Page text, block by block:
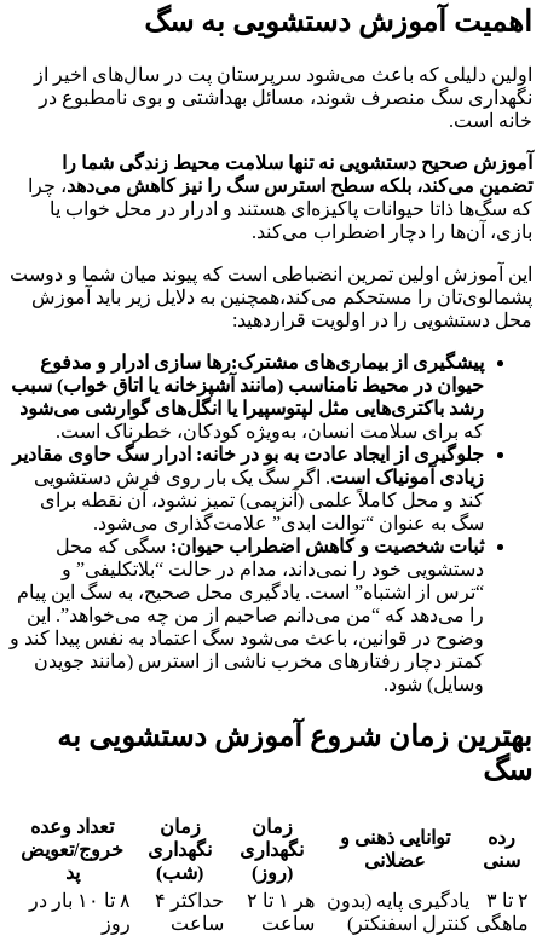
اهمیت آموزش دستشویی به سگ
اولین دلیلی که باعث می‌شود سرپرستان پت در سال‌های اخیر از
نگهداری سگ منصرف شوند، مسائل بهداشتی و بوی نامطبوع در
خانه است.
آموزش صحیح دستشویی نه تنها سلامت محیط زندگی شما را
تضمین می‌کند، بلکه سطح استرس سگ را نیز کاهش می‌دهد، چرا
که سگ‌ها ذاتا حیوانات پاکیزه‌ای هستند و ادرار در محل خواب یا
بازی، آن‌ها را دچار اضطراب می‌کند.
این آموزش اولین تمرین انضباطی است که پیوند میان شما و دوست
پشمالوی‌تان را مستحکم می‌کند،همچنین به دلایل زیر باید آموزش
محل دستشویی را در اولویت قراردهید:
پیشگیری از بیماری‌های مشترک:رها سازی ادرار و مدفوع
حیوان در محیط نامناسب (مانند آشپزخانه یا اتاق خواب) سبب
رشد باکتری‌هایی مثل لپتوسپیرا یا انگل‌های گوارشی می‌شود
که برای سلامت انسان، به‌ویژه کودکان، خطرناک است.
جلوگیری از ایجاد عادت به بو در خانه: ادرار سگ حاوی مقادیر
زیادی آمونیاک است. اگر سگ یک بار روی فرش دستشویی
کند و محل کاملاً علمی (آنزیمی) تمیز نشود، آن نقطه برای
سگ به عنوان “توالت ابدی” علامت‌گذاری می‌شود.
ثبات شخصیت و کاهش اضطراب حیوان: سگی که محل
دستشویی خود را نمی‌داند، مدام در حالت “بلاتکلیفی” و
“ترس از اشتباه” است. یادگیری محل صحیح، به سگ این پیام
را می‌دهد که “من می‌دانم صاحبم از من چه می‌خواهد”. این
وضوح در قوانین، باعث می‌شود سگ اعتماد به نفس پیدا کند و
کمتر دچار رفتارهای مخرب ناشی از استرس (مانند جویدن
وسایل) شود.
بهترین زمان شروع آموزش دستشویی به
سگ
رده
سنی
توانایی ذهنی و
عضلانی
زمان
نگهداری
(روز)
زمان
نگهداری
(شب)
تعداد وعده
خروج/تعویض
پد
۲ تا ۳
ماهگی
یادگیری پایه (بدون
کنترل اسفنکتر)
هر ۱ تا ۲
ساعت
حداکثر ۴
ساعت
۸ تا ۱۰ بار در
روز